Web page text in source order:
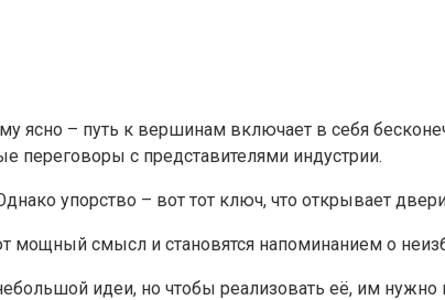
ясно – путь к вершинам включает в себя
переговоры с представителями индустрии.
упорство – вот тот ключ, что открывает
мощный смысл и становятся напоминанием о
идеи, но чтобы реализовать её, им